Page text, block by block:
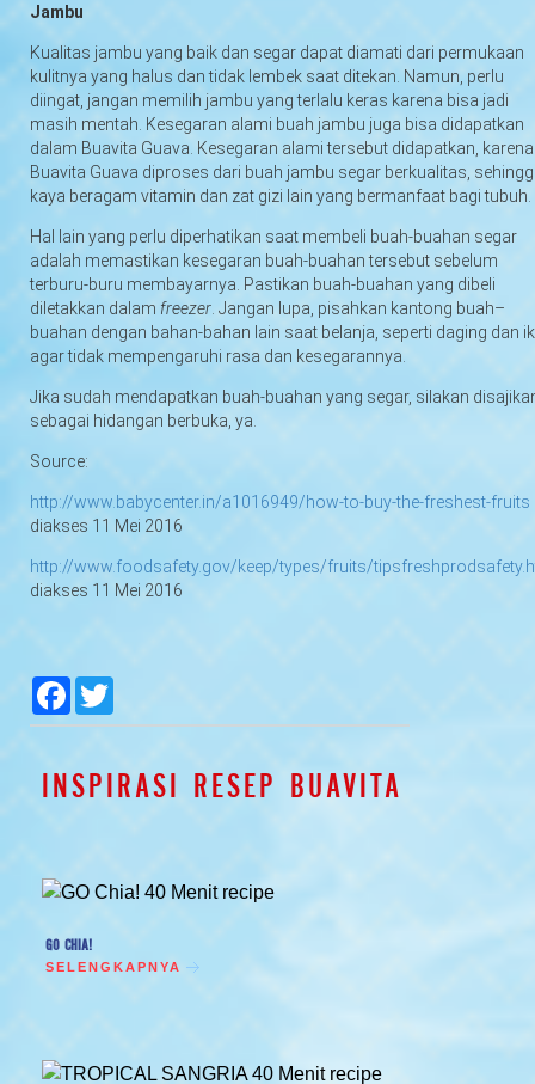
Jambu
Kualitas jambu yang baik dan segar dapat diamati dari permukaan
kulitnya yang halus dan tidak lembek saat ditekan. Namun, perlu
diingat, jangan memilih jambu yang terlalu keras karena bisa jadi
masih mentah. Kesegaran alami buah jambu juga bisa didapatkan
dalam Buavita Guava. Kesegaran alami tersebut didapatkan, karena
Buavita Guava diproses dari buah jambu segar berkualitas,
kaya beragam vitamin dan zat gizi lain yang bermanfaat bagi tubuh.
Hal lain yang perlu diperhatikan saat membeli buah-buahan segar
adalah memastikan kesegaran buah-buahan tersebut sebelum
terburu-buru membayarnya. Pastikan buah-buahan yang dibeli
diletakkan dalam freezer . Jangan lupa, pisahkan kantong buah–
buahan dengan bahan-bahan lain saat belanja, seperti daging dan
agar tidak mempengaruhi rasa dan kesegarannya.
Jika sudah mendapatkan buah-buahan yang segar, silakan
sebagai hidangan berbuka, ya.
Source:
http://www.babycenter.in/a1016949/how-to-buy-the-freshest-fruits
diakses 11 Mei 2016
http://www.foodsafety.gov/keep/types/fruits/
diakses 11 Mei 2016
null
Facebook
null null
null
INSPIRASI RESEP BUAVITA
GO CHIA!
SELENGKAPNYA